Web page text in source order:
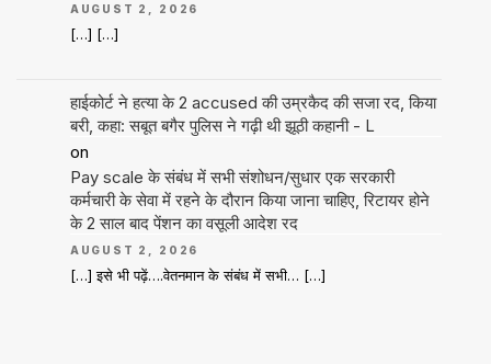
AUGUST 2, 2026
[…] […]
हाईकोर्ट ने हत्या के 2 accused की उम्रकैद की सजा रद, किया
बरी, कहा: सबूत बगैर पुलिस ने गढ़ी थी झूठी कहानी - L
on
Pay scale के संबंध में सभी संशोधन/सुधार एक सरकारी
कर्मचारी के सेवा में रहने के दौरान किया जाना चाहिए, रिटायर होने
के 2 साल बाद पेंशन का वसूली आदेश रद
AUGUST 2, 2026
[…] इसे भी पढ़ें….वेतनमान के संबंध में सभी… […]